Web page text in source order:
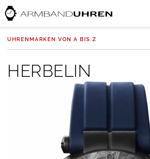
UHRENMARKEN VON A BIS Z
HERBELIN